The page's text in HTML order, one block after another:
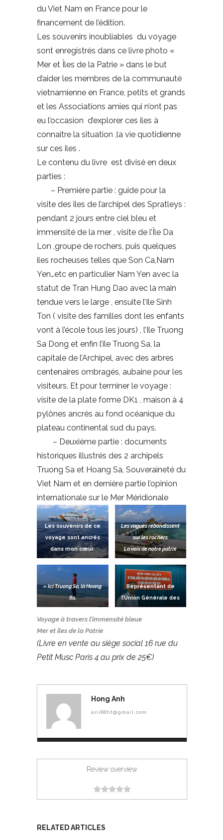
du Viet Nam en France pour le
financement de l’édition.
Les souvenirs inoubliables du voyage
sont enregistrés dans ce livre photo «
Mer et Îles de la Patrie » dans le but
d’aider les membres de la communauté
vietnamienne en France, petits et grands
et les Associations amies qui n’ont pas
eu l’occasion d’explorer ces iles à
connaitre la situation ,la vie quotidienne
sur ces iles .
Le contenu du livre est divisé en deux
parties :
– Première partie : guide pour la
visite des îles de l’archipel des Spratleys :
pendant 2 jours entre ciel bleu et
immensité de la mer , visite de l’Île Da
Lon ,groupe de rochers, puis quelques
iles rocheuses telles que Son Ca,Nam
Yen…etc en particulier Nam Yen avec la
statut de Tran Hung Dao avec la main
tendue vers le large , ensuite l’Ile Sinh
Ton ( visite des familles dont les enfants
vont à l’école tous les jours) , l’Ile Truong
Sa Dong et enfin l’ile Truong Sa, la
capitale de l’Archipel, avec des arbres
centenaires ombragés, aubaine pour les
visiteurs. Et pour terminer le voyage :
visite de la plate forme DK1 , maison à 4
pylônes ancrés au fond océanique du
plateau continental sud du pays.
– Deuxième partie : documents
historiques illustrés des 2 archipels
Truong Sa et Hoang Sa, Souveraineté du
Viet Nam et en dernière partie l’opinion
internationale sur le Mer Méridionale
Les souvenirs de ce
voyage sont ancrés
dans mon cœur.
Comme un rêve,
revoyons ces
moments vécus
pendant 10 jours
Les vagues rebondissent
sur les rochers
La voix de notre patrie
vient à mer
« Ici Truong Sa, là Hoang
Sa.
Des milliers et des milliers
de tempêtes sont passées.
Le navire surfe sur les
eaux, transportant des
signes venant des terres.
Représentant de
l’Union Générale des
Vietnamiens de
France, j’en étais fier
Voyage à travers l’immensité bleue
Mer et îles de la Patrie
(Livre en vente au siège social 16 rue du
Petit Musc Paris 4 au prix de 25€)
Hong Anh
ani88ht@gmail.com
Review overview
RELATED ARTICLES